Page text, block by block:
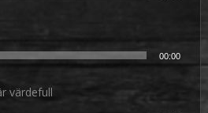
00:00
värdefull